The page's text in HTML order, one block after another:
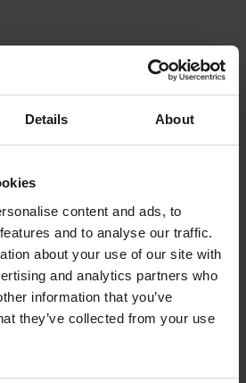
Details About
content and ads, to
and to analyse our traffic.
about your use of our site with
and analytics partners who
information that you’ve
they’ve collected from your use